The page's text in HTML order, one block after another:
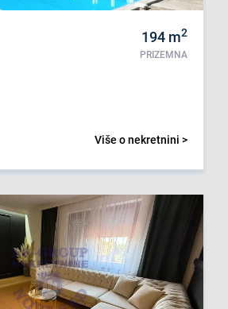
194 m2
PRIZEMNA
Više o nekretnini >